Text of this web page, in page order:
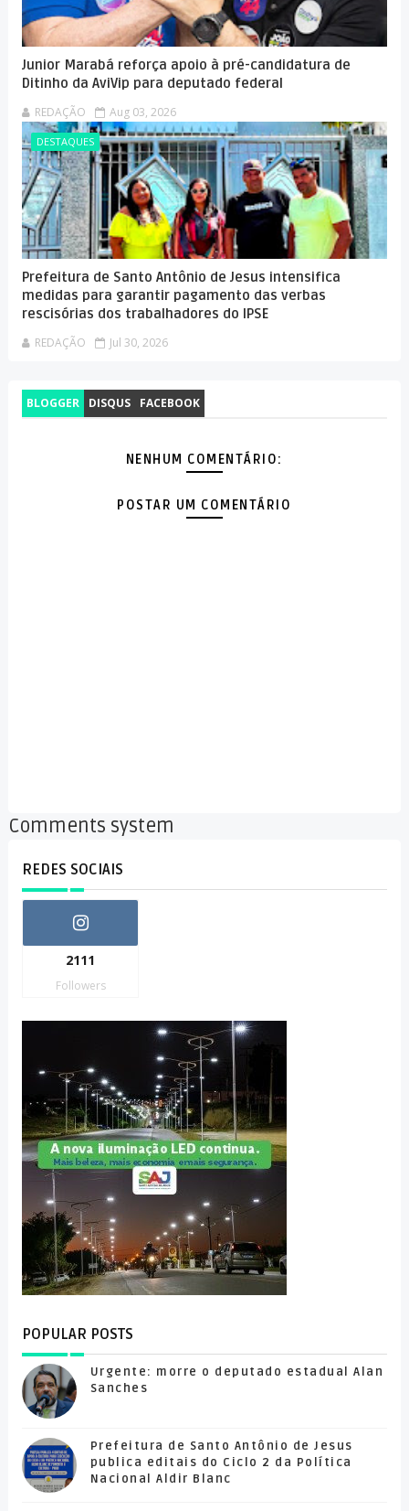
Junior Marabá reforça apoio à pré-candidatura de
Ditinho da AviVip para deputado federal
REDAÇÃO Aug 03, 2026
DESTAQUES
Prefeitura de Santo Antônio de Jesus intensifica
medidas para garantir pagamento das verbas
rescisórias dos trabalhadores do IPSE
REDAÇÃO Jul 30, 2026
BLOGGER DISQUS FACEBOOK
NENHUM COMENTÁRIO:
POSTAR UM COMENTÁRIO
Comments system
REDES SOCIAIS
2111
Followers
POPULAR POSTS
Urgente: morre o deputado estadual Alan
Sanches
Prefeitura de Santo Antônio de Jesus
publica editais do Ciclo 2 da Política
Nacional Aldir Blanc